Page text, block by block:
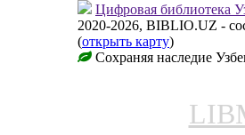
Цифровая библиотека
2020-2026, BIBLIO.UZ -
(открыть карту)
Сохраняя наследие